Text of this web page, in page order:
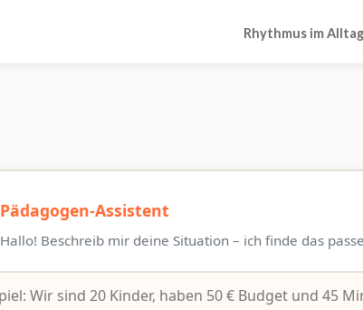
Rhythmus im Alltag
Pädagogen-Assistent
Hallo! Beschreib mir deine Situation – ich finde das